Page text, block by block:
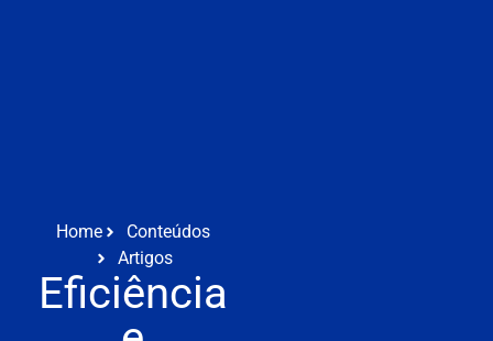
Home
Conteúdos
Artigos
Eficiência